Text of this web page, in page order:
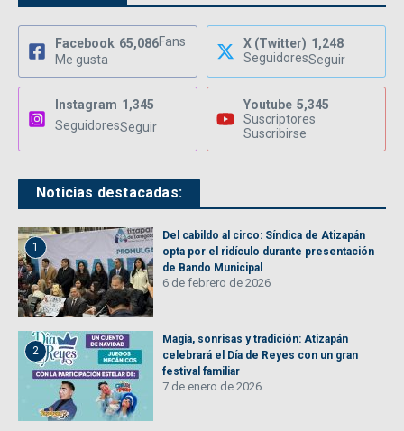
Facebook 65,086Fans
Me gusta
X (Twitter) 1,248
SeguidoresSeguir
Instagram 1,345
SeguidoresSeguir
Youtube 5,345
Suscriptores
Suscribirse
Noticias destacadas:
1
Del cabildo al circo: Síndica de Atizapán
opta por el ridículo durante presentación
de Bando Municipal
6 de febrero de 2026
2
Magia, sonrisas y tradición: Atizapán
celebrará el Día de Reyes con un gran
festival familiar
7 de enero de 2026